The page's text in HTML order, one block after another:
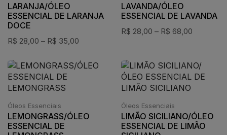
LARANJA/ÓLEO
ESSENCIAL DE LARANJA
DOCE
R$ 28,00 – R$ 35,00
LAVANDA/ÓLEO
ESSENCIAL DE LAVANDA
R$ 28,00 – R$ 68,00
Óleos Essenciais
LEMONGRASS/ÓLEO
ESSENCIAL DE
Óleos Essenciais
LIMÃO SICILIANO/ÓLEO
ESSENCIAL DE LIMÃO